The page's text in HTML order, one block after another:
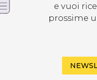
e vuoi
prossime